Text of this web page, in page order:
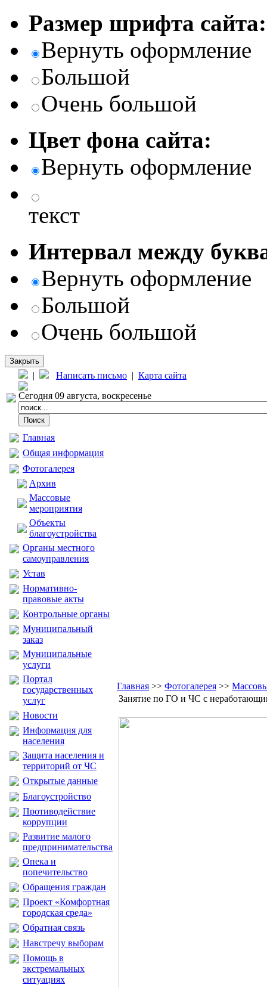
Размер шрифта сайта:
Вернуть оформление
Большой
Очень большой
Цвет фона сайта:
Вернуть оформление
текст
Интервал между
Вернуть оформление
Большой
Очень большой
Закрыть
| Написать письмо | Карта сайта
Сегодня 09 августа, воскресенье
Главная
Общая информация
Фотогалерея
Архив
Массовые
мероприятия
Объекты
благоустройства
Органы местного
самоуправления
Устав
Нормативно-
правовые акты
Контрольные органы
Муниципальный
заказ
Муниципальные
услуги
Портал
государственных
услуг
Новости
Информация для
населения
Защита населения и
территорий от ЧС
Открытые данные
Благоустройство
Противодействие
коррупции
Развитие малого
предпринимательства
Опека и
попечительство
Обращения граждан
Проект «Комфортная
городская среда»
Обратная связь
Навстречу выборам
Помощь в
экстремальных
ситуациях
Главная >> Фотогалерея >>
Занятие по ГО и ЧС с